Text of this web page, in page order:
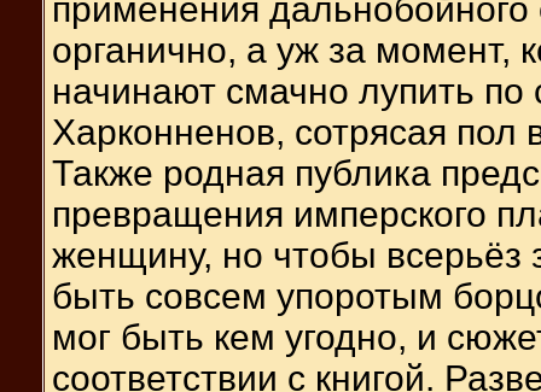
применения
органично, а уж за момент,
начинают смачно лупить
Харконненов, сотрясая
Также родная публика
превращения имперского
женщину, но чтобы всерьёз
быть совсем упоротым
мог быть кем угодно, и
соответствии с книгой.